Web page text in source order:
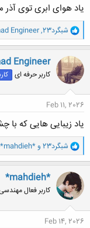
یاد هوای ابری توی آذر
و
ا
ک
ن
ش
ه
ا
شبگرد23 ,
Engineer
Engineer
کاربر حرفه ای
Feb 11, 2026
یاد زیبایی هایی که
و
ا
ک
ن
ش
ه
ا
شبگرد23 و*mahdieh*
*mahdieh*
کاربر فعال
Feb 14, 2026